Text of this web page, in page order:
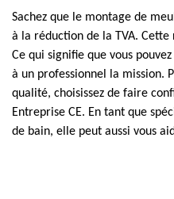
Sachez que le montage de
à la réduction de la TVA. Cette
Ce qui signifie que vous
à un professionnel la mission.
qualité, choisissez de faire
Entreprise CE. En tant que
de bain, elle peut aussi vous